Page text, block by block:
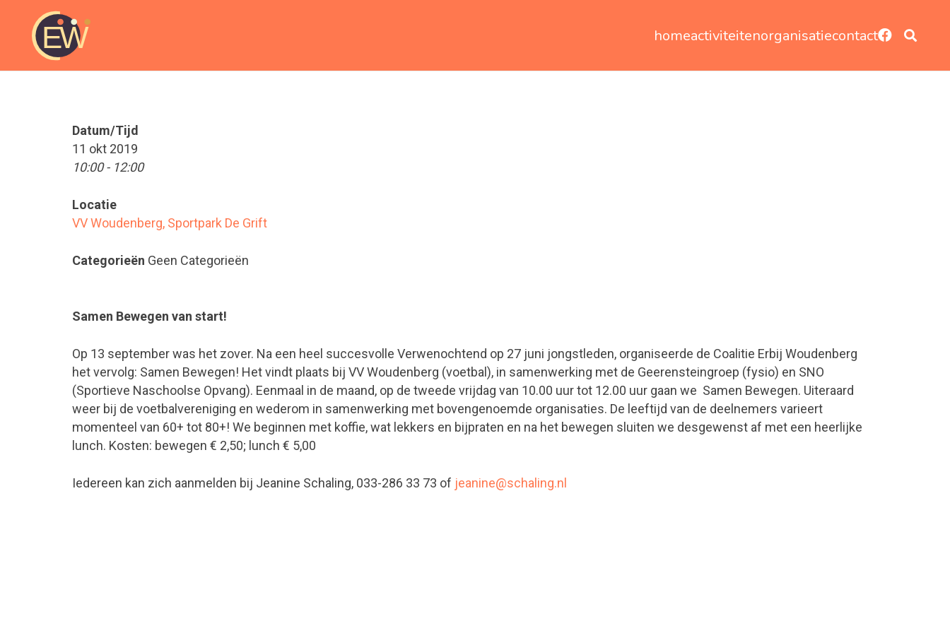
homeactiviteitenorganisatiecontact
Datum/Tijd
11 okt 2019
10:00 - 12:00
Locatie
VV Woudenberg, Sportpark De Grift
Categorieën Geen Categorieën
Samen Bewegen van start!
Op 13 september was het zover. Na een heel succesvolle Verwenochtend op 27 juni jongstleden, organiseerde de Coalitie Erbij Woudenberg
het vervolg: Samen Bewegen! Het vindt plaats bij VV Woudenberg (voetbal), in samenwerking met de Geerensteingroep (fysio) en SNO
(Sportieve Naschoolse Opvang). Eenmaal in de maand, op de tweede vrijdag van 10.00 uur tot 12.00 uur gaan we Samen Bewegen. Uiteraard
weer bij de voetbalvereniging en wederom in samenwerking met bovengenoemde organisaties. De leeftijd van de deelnemers varieert
momenteel van 60+ tot 80+! We beginnen met koffie, wat lekkers en bijpraten en na het bewegen sluiten we desgewenst af met een heerlijke
lunch. Kosten: bewegen € 2,50; lunch € 5,00
Iedereen kan zich aanmelden bij Jeanine Schaling, 033-286 33 73 of jeanine@schaling.nl